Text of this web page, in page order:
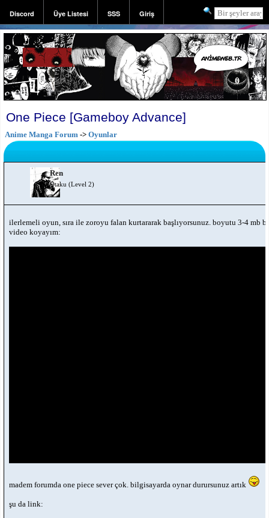
Discord Üye Listesi SSS Giriş
Kayıt
One Piece [Gameboy Advance]
Anime Manga Forum -> Oyunlar
Ren
Otaku (Level 2)
ilerlemeli oyun, sıra ile zoroyu falan kurtararak başlıyorsunuz. boyutu 3-4 mb
video koyayım:
madem forumda one piece sever çok. bilgisayarda oynar durursunuz artık
şu da link: